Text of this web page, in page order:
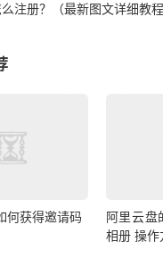
注册？（最新图文详细教程
何获得邀请码
阿里云盘
相册 操作